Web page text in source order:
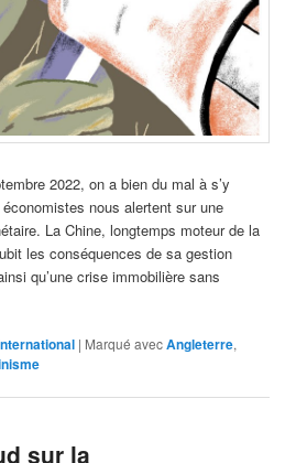
2022, on a bien du mal à s’y
économistes nous alertent sur une
La Chine, longtemps moteur de la
les conséquences de sa gestion
qu’une crise immobilière sans
| Marqué avecAngleterre,
sur la